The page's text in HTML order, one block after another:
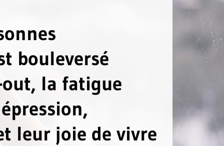
bouleversé
la fatigue
leur joie de vivre